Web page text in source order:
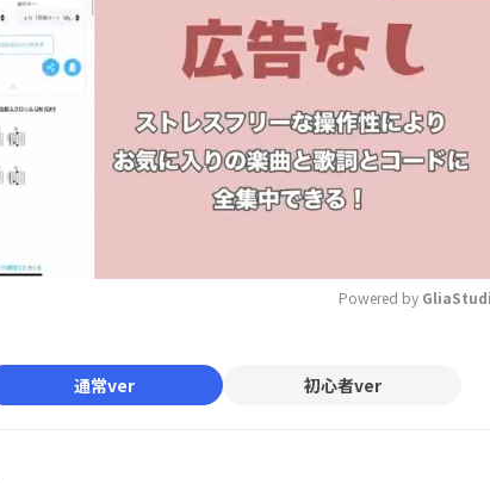
Powered by
通常ver 初心者ver